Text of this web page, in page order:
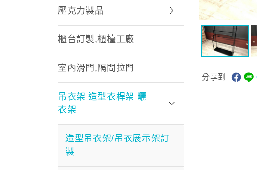
壓克力製品
櫃台訂製,櫃檯工廠
室內滑門,隔間拉門
吊衣架 造型衣桿架 曬
衣架
造型吊衣架/吊衣展示架訂
製
分享到